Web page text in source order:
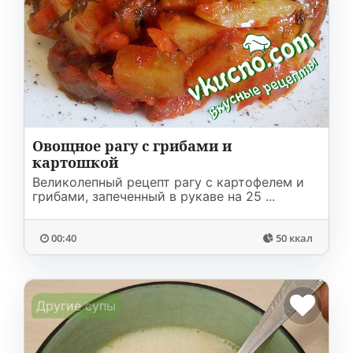
Овощное рагу с грибами и
картошкой
Великолепный рецепт рагу с картофелем и
грибами, запеченный в рукаве на 25 ...
00:40 50 ккал
Другие супы